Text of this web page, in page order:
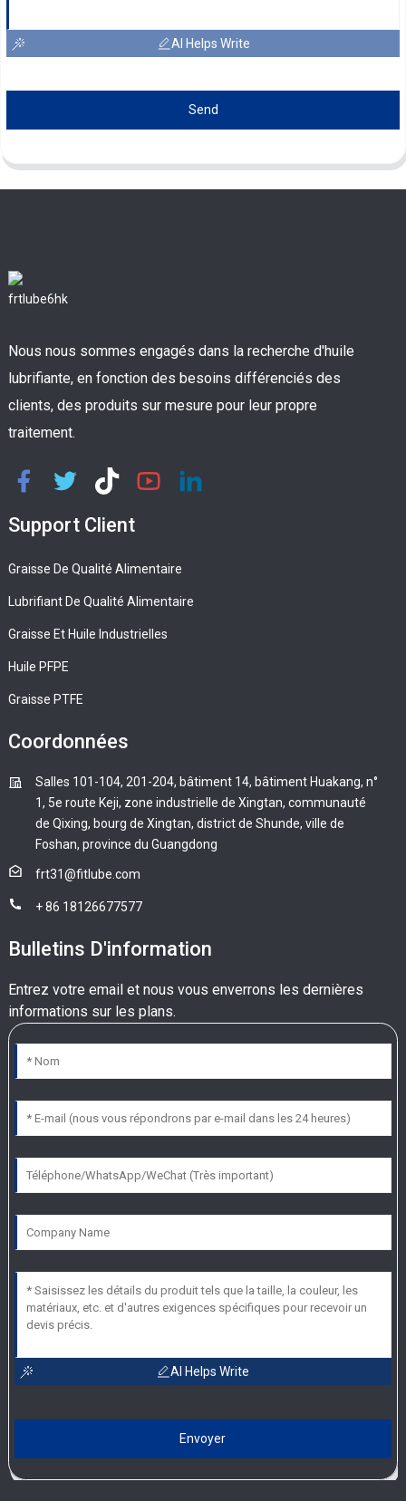
AI Helps Write
Send
Nous nous sommes engagés dans la recherche d'huile
lubrifiante, en fonction des besoins différenciés des
clients, des produits sur mesure pour leur propre
traitement.
Support Client
Graisse De Qualité Alimentaire
Lubrifiant De Qualité Alimentaire
Graisse Et Huile Industrielles
Huile PFPE
Graisse PTFE
Coordonnées
Salles 101-104, 201-204, bâtiment 14, bâtiment Huakang, n°
1, 5e route Keji, zone industrielle de Xingtan, communauté
de Qixing, bourg de Xingtan, district de Shunde, ville de
Foshan, province du Guangdong
frt31@fitlube.com
+ 86 18126677577
Bulletins D'information
Entrez votre email et nous vous enverrons les dernières
informations sur les plans.
AI Helps Write
Envoyer